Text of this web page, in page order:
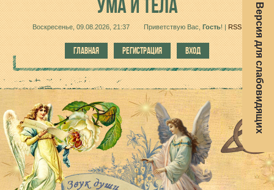
Версия для слабовидящих
УМА И ТЕЛА
Воскресенье, 09.08.2026, 21:37 Приветствую Вас Гость! | RSS
ГЛАВНАЯ РЕГИСТРАЦИЯ ВХОД